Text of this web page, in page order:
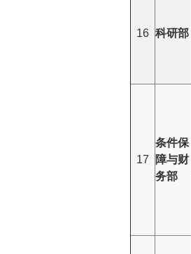
16 科研部
17
条件保
障与财
务部